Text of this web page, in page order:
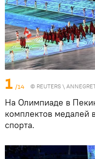
1 /14 © REUTERS \
На Олимпиаде в
комплектов медалей
спорта.